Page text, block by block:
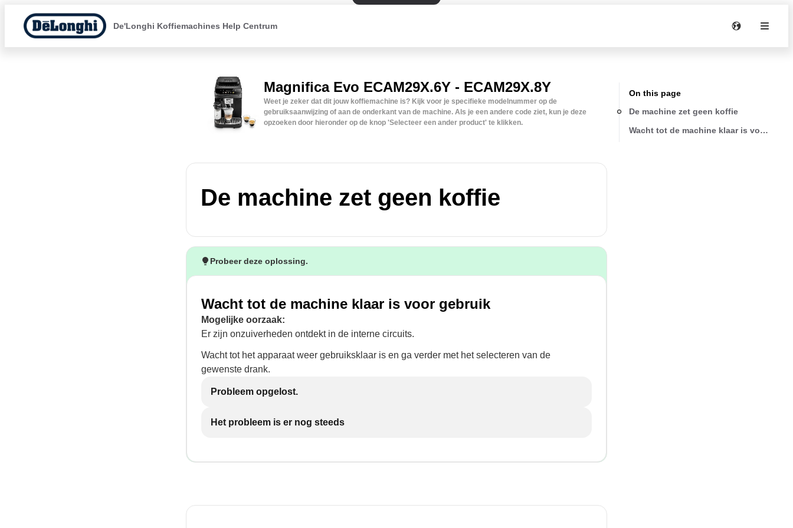
De'Longhi Koffiemachines Help Centrum
Magnifica Evo ECAM29X.6Y - ECAM29X.8Y
Weet je zeker dat dit jouw koffiemachine is? Kijk voor je specifieke modelnummer op de
gebruiksaanwijzing of aan de onderkant van de machine. Als je een andere code ziet, kun je deze
opzoeken door hieronder op de knop 'Selecteer een ander product' te klikken.
De machine zet geen koffie
Probeer deze oplossing.
Wacht tot de machine klaar is voor gebruik
Mogelijke oorzaak:
Er zijn onzuiverheden ontdekt in de interne circuits.
Wacht tot het apparaat weer gebruiksklaar is en ga verder met het selecteren van de
gewenste drank.
Probleem opgelost.
Het probleem is er nog steeds
On this page
De machine zet geen koffie
Wacht tot de machine klaar is voor